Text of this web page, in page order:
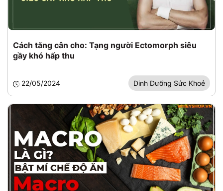
Cách tăng cân cho: Tạng người Ectomorph siêu
gầy khó hấp thu
22/05/2024 Dinh Dưỡng Sức Khoẻ